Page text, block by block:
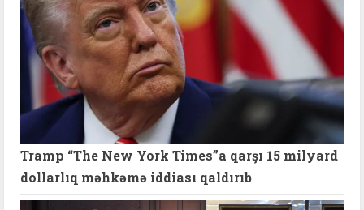
Tramp “The New York Times”a qarşı 15 milyard
dollarlıq məhkəmə iddiası qaldırıb